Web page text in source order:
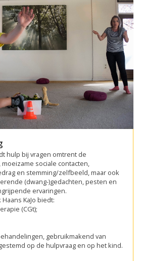
hulp bij vragen omtrent de
sociale contacten,
en stemming/zelfbeeld, maar ook
(dwang-)gedachten, pesten en
ervaringen.
KaJo biedt:
(CGt);
gebruikmakend van
op de hulpvraag en op het kind.